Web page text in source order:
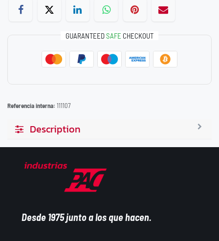
GUARANTEEDSAFE CHECKOUT
Referencia interna: 111107
Description
Desde 1975 junto a los que hacen.